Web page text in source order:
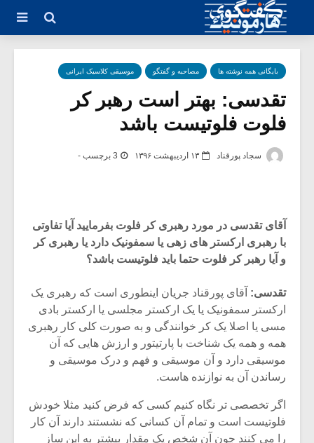
بایگانی همه نوشته ها مصاحبه و گفتگو موسیقی کلاسیک ایرانی
تقدسی: بهتر است رهبر کر
فلوت فلوتیست باشد
سجاد پورقناد ۱۳ اردیبهشت ۱۳۹۶ 3 برچسب -
آقای تقدسی در مورد رهبری کر فلوت بفرمایید آیا تفاوتی
با رهبری ارکستر های زهی یا سمفونیک دارد یا رهبری کر
و آیا رهبر کر فلوت حتما باید فلوتیست باشد؟
تقدسی: آقای پورقناد جریان اینطوری است که رهبری یک
ارکستر سمفونیک یا یک ارکستر مجلسی یا ارکستر بادی
مسی یا اصلا یک کر خوانندگی و به صورت کلی کار رهبری
همه و همه یک شناخت با پارتیتور و ارزش هایی که آن
موسیقی دارد و آن موسیقی و فهم و درک موسیقی و
رساندن آن به نوازنده هاست.
اگر تخصصی تر نگاه کنیم کسی که فرض کنید مثلا خودش
فلوتیست است و تمام آن کسانی که نشستند دارند آن کار
را می کنند چون آن شخص یک مقدار بیشتر به این ساز